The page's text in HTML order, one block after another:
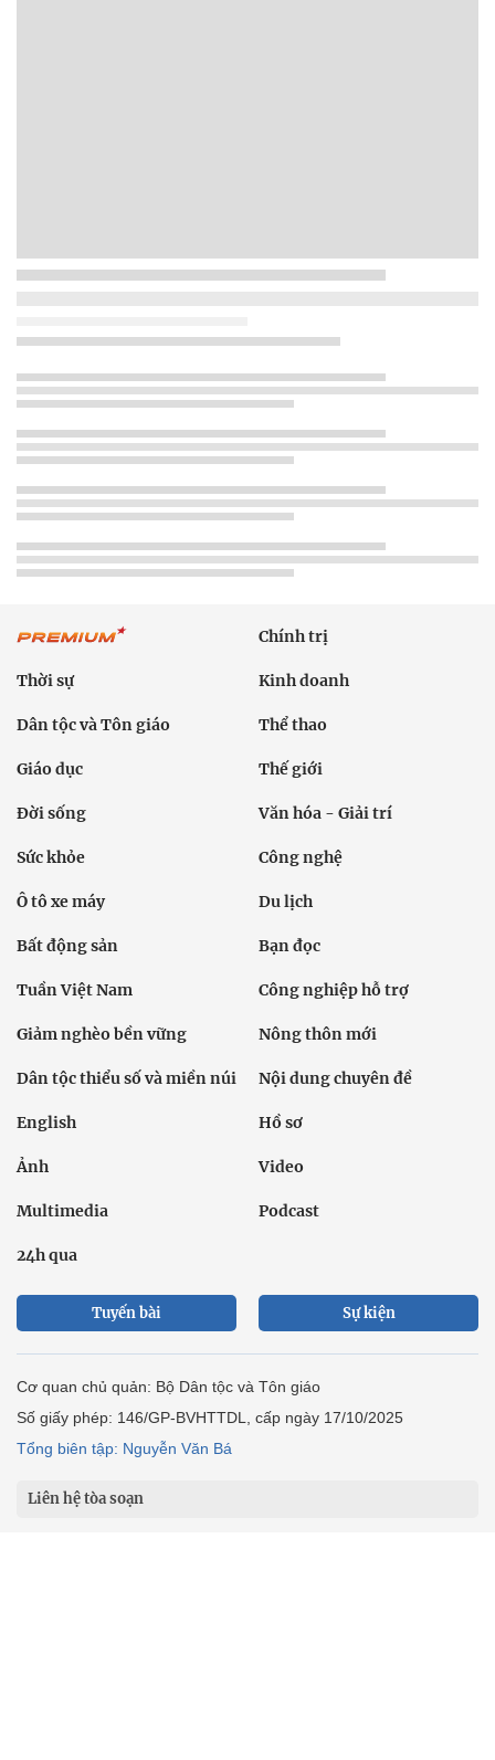
Chính trị
Thời sự Kinh doanh
Dân tộc và Tôn giáo Thể thao
Giáo dục Thế giới
Đời sống Văn hóa - Giải trí
Sức khỏe Công nghệ
Ô tô xe máy Du lịch
Bất động sản Bạn đọc
Tuần Việt Nam Công nghiệp hỗ trợ
Giảm nghèo bền vững Nông thôn mới
Dân tộc thiểu số và miền núi Nội dung chuyên đề
English Hồ sơ
Ảnh Video
Multimedia Podcast
24h qua
Tuyến bài Sự kiện
Cơ quan chủ quản: Bộ Dân tộc và Tôn giáo
Số giấy phép: 146/GP-BVHTTDL, cấp ngày 17/10/2025
Tổng biên tập: Nguyễn Văn Bá
Liên hệ tòa soạn